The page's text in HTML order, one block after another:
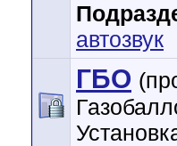
автозвук
ГБО